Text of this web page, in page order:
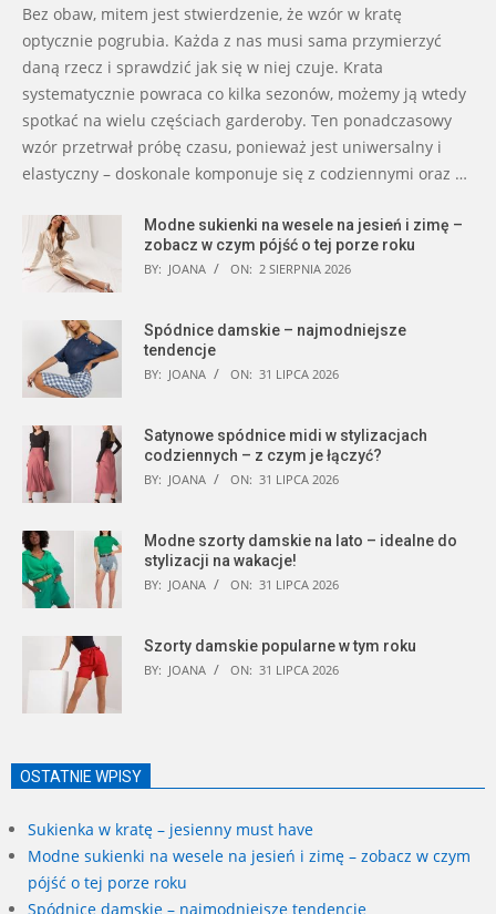
Bez obaw, mitem jest stwierdzenie, że wzór w kratę
optycznie pogrubia. Każda z nas musi sama przymierzyć
daną rzecz i sprawdzić jak się w niej czuje. Krata
systematycznie powraca co kilka sezonów, możemy ją wtedy
spotkać na wielu częściach garderoby. Ten ponadczasowy
wzór przetrwał próbę czasu, ponieważ jest uniwersalny i
elastyczny – doskonale komponuje się z codziennymi oraz …
Modne sukienki na wesele na jesień i zimę –
zobacz w czym pójść o tej porze roku
BY: JOANA ON: 2 SIERPNIA 2026
Spódnice damskie – najmodniejsze
tendencje
BY: JOANA ON: 31 LIPCA 2026
Satynowe spódnice midi w stylizacjach
codziennych – z czym je łączyć?
BY: JOANA ON: 31 LIPCA 2026
Modne szorty damskie na lato – idealne do
stylizacji na wakacje!
BY: JOANA ON: 31 LIPCA 2026
Szorty damskie popularne w tym roku
BY: JOANA ON: 31 LIPCA 2026
OSTATNIE WPISY
Sukienka w kratę – jesienny must have
Modne sukienki na wesele na jesień i zimę – zobacz w czym
pójść o tej porze roku
Spódnice damskie – najmodniejsze tendencje